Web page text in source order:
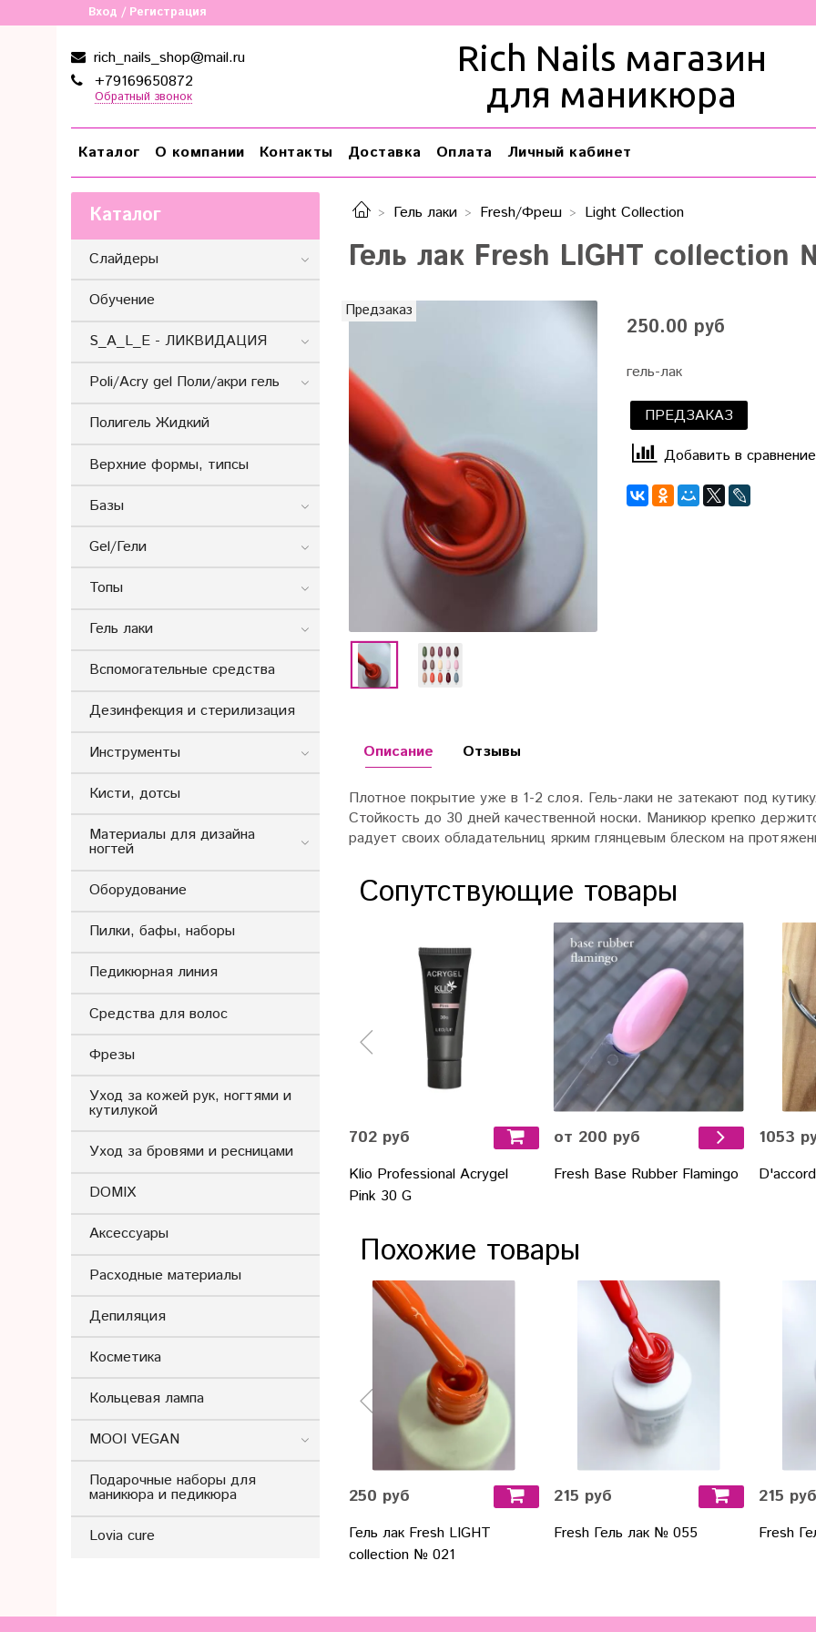
Вход / Регистрация
rich_nails_shop@mail.ru
+79169650872
Обратный звонок
Rich Nails магазин
для маникюра
Каталог О компании Контакты Доставка Оплата Личный кабинет
Гель лаки Fresh/Фреш Light Collection
Гель лак Fresh LIGHT collection
Предзаказ
250.00 руб
гель-лак
ПРЕДЗАКАЗ
Добавить в сравнение
Описание
Плотное покрытие уже в 1-2 слоя. Гель-лаки не затекают под
Стойкость до 30 дней качественной носки. Маникюр крепко
радует своих обладательниц ярким глянцевым блеском на
Отзывы
Сопутствующие товары
702 руб
Klio Professional Acrygel
Pink 30 G
от 200 руб
Fresh Base Rubber Flamingo
1053
Похожие товары
250 руб
Гель лак Fresh LIGHT
collection № 021
215 руб
Fresh Гель лак № 055
215 руб
Fresh
Каталог
Слайдеры
Обучение
S_A_L_E - ЛИКВИДАЦИЯ
Poli/Acry gel Поли/акри гель
Полигель Жидкий
Верхние формы, типсы
Базы
Gel/Гели
Топы
Гель лаки
Вспомогательные средства
Дезинфекция и стерилизация
Инструменты
Кисти, дотсы
Материалы для дизайна
ногтей
Оборудование
Пилки, бафы, наборы
Педикюрная линия
Средства для волос
Фрезы
Уход за кожей рук, ногтями и
кутилукой
Уход за бровями и ресницами
DOMIX
Аксессуары
Расходные материалы
Депиляция
Косметика
Кольцевая лампа
MOOI VEGAN
Подарочные наборы для
маникюра и педикюра
Lovia cure